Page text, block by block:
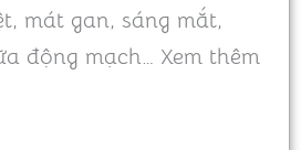
mát gan, sáng mắt,
động mạch… Xem thêm